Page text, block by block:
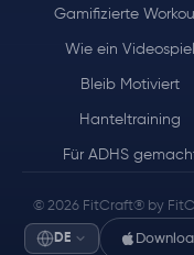
Gamifizierte
Wie ein Videospiel
Bleib Motiviert
Hanteltraining
Für ADHS
© 2026 FitCraft® by
DE